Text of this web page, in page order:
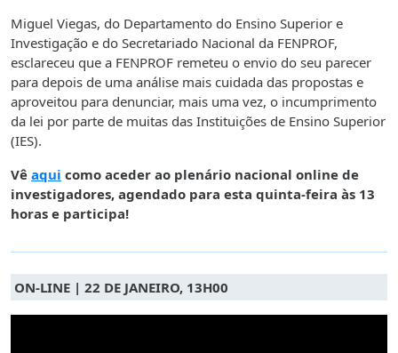
Miguel Viegas, do Departamento do Ensino Superior e
Investigação e do Secretariado Nacional da FENPROF,
esclareceu que a FENPROF remeteu o envio do seu parecer
para depois de uma análise mais cuidada das propostas e
aproveitou para denunciar, mais uma vez, o incumprimento
da lei por parte de muitas das Instituições de Ensino Superior
(IES).
Vê aqui como aceder ao plenário nacional online de
investigadores, agendado para esta quinta-feira às 13
horas e participa!
ON-LINE | 22 DE JANEIRO, 13H00